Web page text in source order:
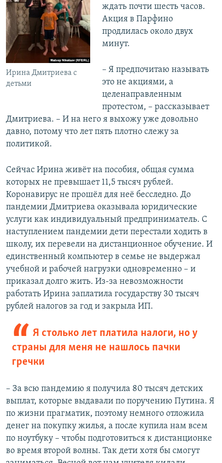
Ирина Дмитриева с
детьми
ждать почти шесть часов.
Акция в Парфино
продлилась около двух
минут.
– Я предпочитаю называть
это не акциями, а
целенаправленным
протестом, – рассказывает
Дмитриева. – И на него я выхожу уже довольно
давно, потому что лет пять плотно слежу за
политикой.
Сейчас Ирина живёт на пособия, общая сумма
которых не превышает 11,5 тысяч рублей.
Коронавирус не прошёл для неё бесследно. До
пандемии Дмитриева оказывала юридические
услуги как индивидуальный предприниматель. С
наступлением пандемии дети перестали ходить в
школу, их перевели на дистанционное обучение. И
единственный компьютер в семье не выдержал
учебной и рабочей нагрузки одновременно – и
приказал долго жить. Из-за невозможности
работать Ирина заплатила государству 30 тысяч
рублей налогов за год и закрыла ИП.
Я столько лет платила налоги, но у
страны для меня не нашлось пачки
гречки
– За всю пандемию я получила 80 тысяч детских
выплат, которые выдавали по поручению Путина. Я
по жизни прагматик, поэтому немного отложила
денег на покупку жилья, а после купила нам всем
по ноутбуку – чтобы подготовиться к дистанционке
во время второй волны. Так дети хотя бы смогут